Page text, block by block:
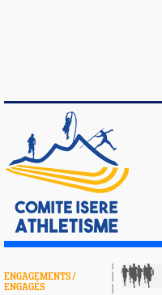
ENGAGEMENTS /
ENGAGÉS